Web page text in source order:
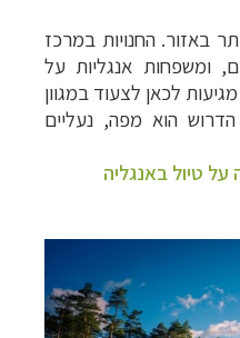
באזור. החנויות במרכז
ומשפחות אנגליות על
מגיעות לכאן לצעוד במגוון
הוא מפה, נעליים
טיול באנגליה